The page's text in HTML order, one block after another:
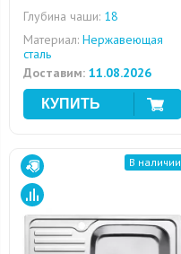
Глубина чаши: 18
Материал: Нержавеющая
сталь
Доставим: 11.08.2026
В наличии